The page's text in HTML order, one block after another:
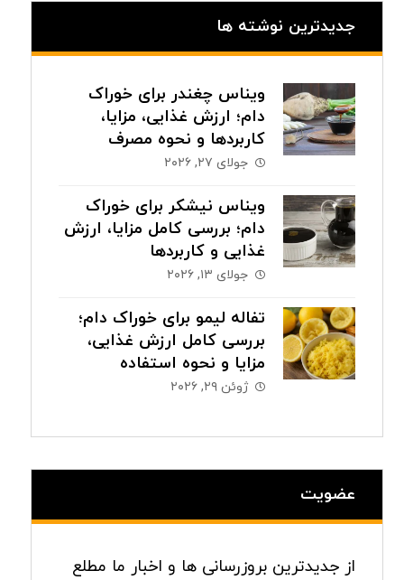
جدیدترین نوشته ها
ویناس چغندر برای خوراک
دام؛ ارزش غذایی، مزایا،
کاربردها و نحوه مصرف
جولای ۲۷, ۲۰۲۶
ویناس نیشکر برای خوراک
دام؛ بررسی کامل مزایا، ارزش
غذایی و کاربردها
جولای ۱۳, ۲۰۲۶
تفاله لیمو برای خوراک دام؛
بررسی کامل ارزش غذایی،
مزایا و نحوه استفاده
ژوئن ۲۹, ۲۰۲۶
عضویت
از جدیدترین بروزرسانی ها و اخبار ما مطلع